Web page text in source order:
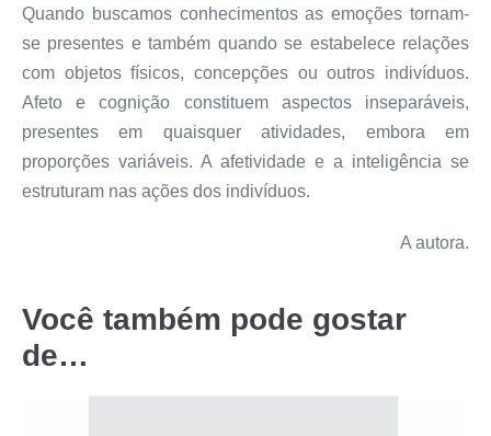
Quando buscamos conhecimentos as emoções tornam-
se presentes e também quando se estabelece relações
com objetos físicos, concepções ou outros indivíduos.
Afeto e cognição constituem aspectos inseparáveis,
presentes em quaisquer atividades, embora em
proporções variáveis. A afetividade e a inteligência se
estruturam nas ações dos indivíduos.
A autora.
Você também pode gostar
de…